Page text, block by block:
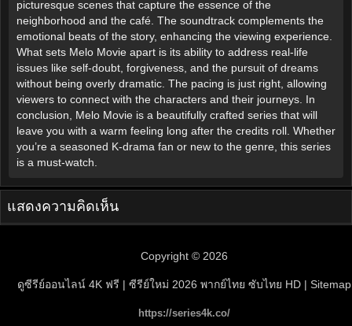
picturesque scenes that capture the essence of the
neighborhood and the café. The soundtrack complements the
emotional beats of the story, enhancing the viewing experience.
What sets Melo Movie apart is its ability to address real-life
issues like self-doubt, forgiveness, and the pursuit of dreams
without being overly dramatic. The pacing is just right, allowing
viewers to connect with the characters and their journeys. In
conclusion, Melo Movie is a beautifully crafted series that will
leave you with a warm feeling long after the credits roll. Whether
you’re a seasoned K-drama fan or new to the genre, this series
is a must-watch.
แสดงความคิดเห็น
Copyright © 2026
ดูซีรีย์ออนไลน์ 4K ฟรี | ซีรีย์ใหม่ 2026 พากย์ไทย ซับไทย HD | Sitemap
https://series4k.co/